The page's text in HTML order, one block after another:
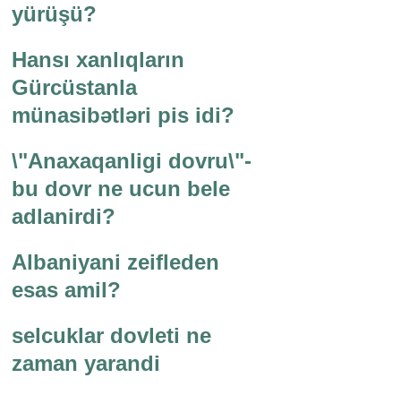
yürüşü?
Hansı xanlıqların
Gürcüstanla
münasibətləri pis idi?
\"Anaxaqanligi dovru\"-
bu dovr ne ucun bele
adlanirdi?
Albaniyani zeifleden
esas amil?
selcuklar dovleti ne
zaman yarandi